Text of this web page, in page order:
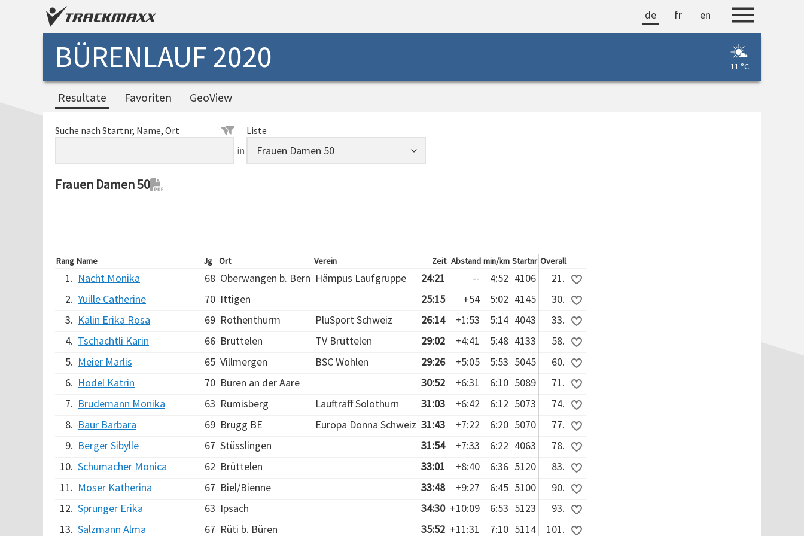
de fr en
BÜRENLAUF 2020 11 °C
Resultate Favoriten GeoView
Suche nach Startnr, Name, Ort
in
Liste
Frauen Damen 50
Rang Name Jg Ort Verein Zeit Abstand min/km Startnr Overall
1. Nacht Monika 68 Oberwangen b. Bern Hämpus Laufgruppe 24:21 -- 4:52 4106
21.
2. Yuille Catherine 70 Ittigen 25:15 +54 5:02 4145
30.
3. Kälin Erika Rosa 69 Rothenthurm PluSport Schweiz 26:14 +1:53 5:14 4043
33.
4. Tschachtli Karin 66 Brüttelen TV Brüttelen 29:02 +4:41 5:48 4133
58.
5. Meier Marlis 65 Villmergen BSC Wohlen 29:26 +5:05 5:53 5045
60.
6. Hodel Katrin 70 Büren an der Aare 30:52 +6:31 6:10 5089
71.
7. Brudemann Monika 63 Rumisberg Laufträff Solothurn 31:03 +6:42 6:12 5073
74.
8. Baur Barbara 69 Brügg BE Europa Donna Schweiz 31:43 +7:22 6:20 5070
77.
9. Berger Sibylle 67 Stüsslingen 31:54 +7:33 6:22 4063
78.
10. Schumacher Monica 62 Brüttelen 33:01 +8:40 6:36 5120
83.
11. Moser Katherina 67 Biel/Bienne 33:48 +9:27 6:45 5100
90.
12. Sprunger Erika 63 Ipsach 34:30 +10:09 6:53 5123
93.
13. Salzmann Alma 67 Rüti b. Büren 35:52 +11:31 7:10 5114 101.